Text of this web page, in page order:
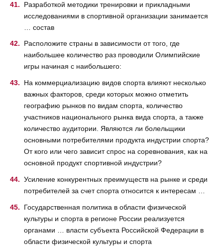
Разработкой методики тренировки и прикладными
исследованиями в спортивной организации занимается
… состав
Расположите страны в зависимости от того, где
наибольшее количество раз проводили Олимпийские
игры начиная с наибольшего:
На коммерциализацию видов спорта влияют несколько
важных факторов, среди которых можно отметить
географию рынков по видам спорта, количество
участников национального рынка вида спорта, а также
количество аудитории. Являются ли болельщики
основными потребителями продукта индустрии спорта?
От кого или чего зависит спрос на соревнования, как на
основной продукт спортивной индустрии?
Усиление конкурентных преимуществ на рынке и среди
потребителей за счет спорта относится к интересам …
Государственная политика в области физической
культуры и спорта в регионе России реализуется
органами … власти субъекта Российской Федерации в
области физической культуры и спорта